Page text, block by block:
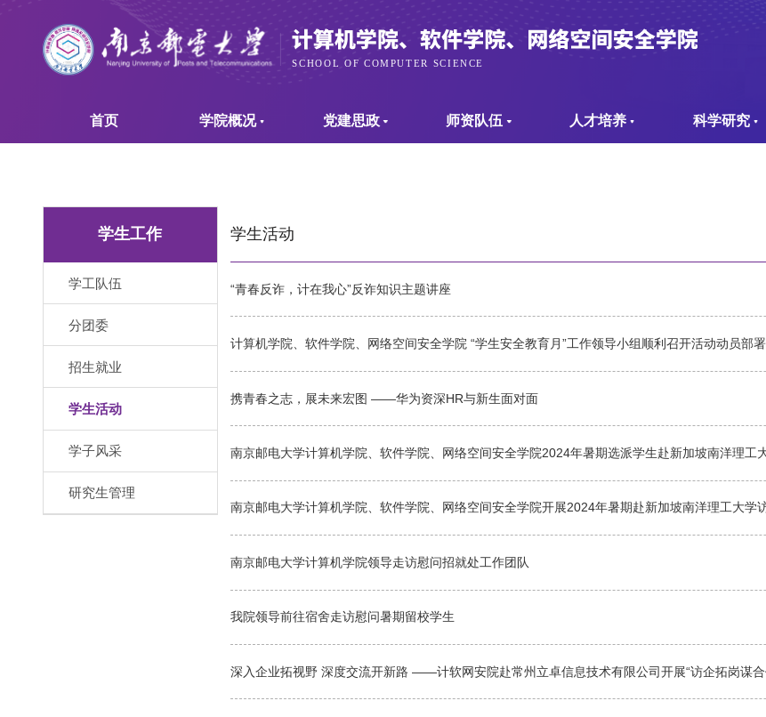
首页 学院概况 党建思政 师资队伍 人才培养 科学研究
学生工作
学工队伍
分团委
招生就业
学生活动
学子风采
研究生管理
学生活动
“青春反诈，计在我心”反诈知识主题讲座
计算机学院、软件学院、网络空间安全学院 “学生安全教育月”工作领导小组顺利召开活动动员部
携青春之志，展未来宏图 ——华为资深HR与新生面对面
南京邮电大学计算机学院、软件学院、网络空间安全学院2024年暑期选派学生赴新加坡南洋理工
南京邮电大学计算机学院、软件学院、网络空间安全学院开展2024年暑期赴新加坡南洋理工大学
南京邮电大学计算机学院领导走访慰问招就处工作团队
我院领导前往宿舍走访慰问暑期留校学生
深入企业拓视野 深度交流开新路 ——计软网安院赴常州立卓信息技术有限公司开展“访企拓岗谋合